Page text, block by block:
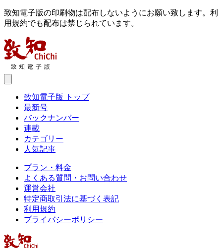
致知電子版の印刷物は配布しないようにお願い致します。利
用規約でも配布は禁じられています。
致知電子版 トップ
最新号
バックナンバー
連載
カテゴリー
人気記事
プラン・料金
よくある質問・お問い合わせ
運営会社
特定商取引法に基づく表記
利用規約
プライバシーポリシー